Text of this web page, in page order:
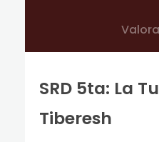
SRD 5ta: La
Tiberesh